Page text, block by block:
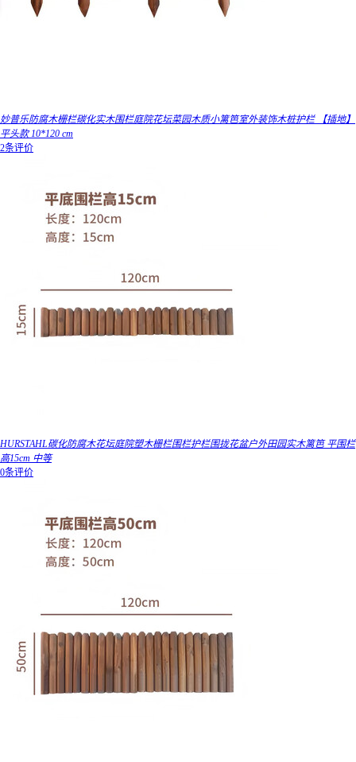
妙普乐防腐木栅栏碳化实木围栏庭院花坛菜园木质小篱笆室外装饰木桩护栏 【插地】
平头款 10*120 cm
2条评价
HURSTAHL碳化防腐木花坛庭院塑木栅栏围栏护栏围拢花盆户外田园实木篱笆 平围栏
高15cm 中等
0条评价